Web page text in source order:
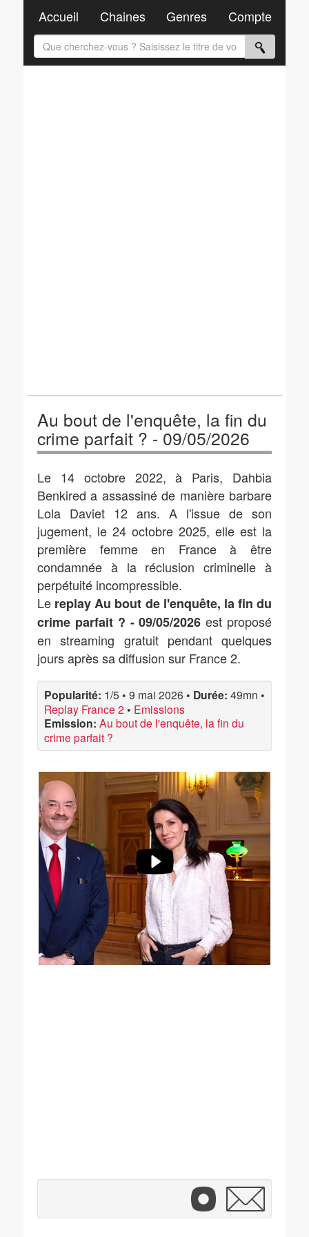
Au bout de l'enquête, la fin du
crime parfait ? - 09/05/2026
Le 14 octobre 2022, à Paris, Dahbia
Benkired a assassiné de manière barbare
Lola Daviet 12 ans. A l'issue de son
jugement, le 24 octobre 2025, elle est la
première femme en France à être
condamnée à la réclusion criminelle à
perpétuité incompressible.
Le replay Au bout de l'enquête, la fin du
crime parfait ? - 09/05/2026 est proposé
en streaming gratuit pendant quelques
jours après sa diffusion sur France 2.
Popularité: 1/5 • 9 mai 2026 • Durée: 49mn •
Replay France 2 • Emissions
Emission: Au bout de l'enquête, la fin du
crime parfait ?
Accueil Chaines Genres Compte